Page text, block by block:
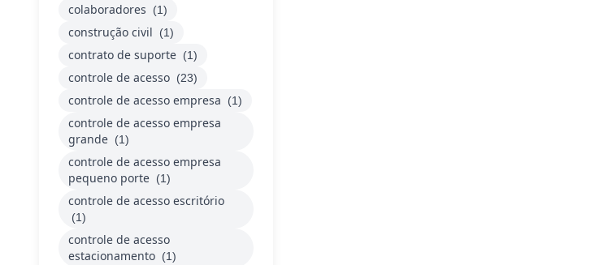
colaboradores (1)
construção civil (1)
contrato de suporte (1)
controle de acesso (23)
controle de acesso empresa (1)
controle de acesso empresa
grande (1)
controle de acesso empresa
pequeno porte (1)
controle de acesso escritório
(1)
controle de acesso
estacionamento (1)